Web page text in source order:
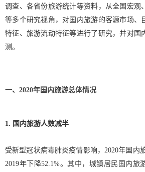
调查、各省份旅游统计等资料，从全国宏观
等多个研究视角，对国内旅游的客源市场、
特征、旅游流动特征等进行了研究，并对国
测。
一、2020年国内旅游总体情况
1. 国内旅游人数减半
受新型冠状病毒肺炎疫情影响，2020年国内
2019年下降52.1%。其中，城镇居民国内旅